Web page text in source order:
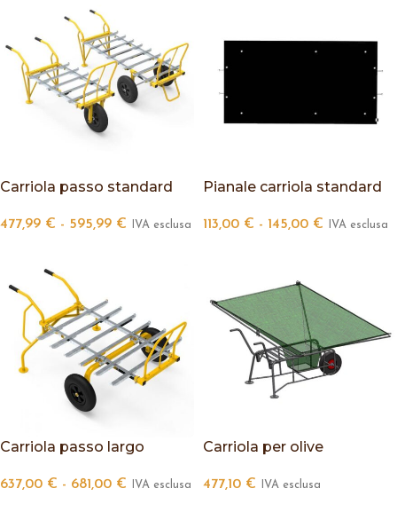
Carriola passo standard
477,99 € - 595,99 € IVA esclusa
Pianale carriola standard
113,00 € - 145,00 € IVA esclusa
Carriola passo largo
637,00 € - 681,00 € IVA esclusa
Carriola per olive
477,10 € IVA esclusa